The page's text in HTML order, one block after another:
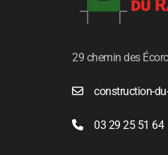
29 chemin des
construction-
03 29 25 51 64